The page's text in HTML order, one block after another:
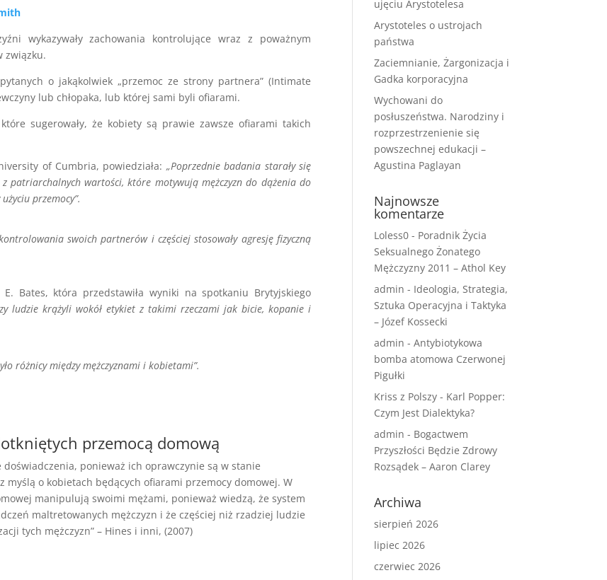
wykazywały zachowania kontrolujące wraz z poważnym
związku.
o jakąkolwiek „przemoc ze strony partnera” (Intimate
lub chłopaka, lub której sami byli ofiarami.
sugerowały, że kobiety są prawie zawsze ofiarami takich
of Cumbria, powiedziała: „Poprzednie badania starały się
patriarchalnych wartości, które motywują mężczyzn do dążenia do
przemocy”.
swoich partnerów i częściej stosowały agresję fizyczną
Bates, która przedstawiła wyniki na spotkaniu Brytyjskiego
ludzie krążyli wokół etykiet z takimi rzeczami jak bicie, kopanie i
różnicy między mężczyznami i kobietami”.
przemocą domową
ponieważ ich oprawczynie są w stanie
myślą o kobietach będących ofiarami przemocy domowej. W
manipulują swoimi mężami, ponieważ wiedzą, że system
maltretowanych mężczyzn i że częściej niż rzadziej ludzie
tych mężczyzn” – Hines i inni, (2007)
ujęciu Arystotelesa
Arystoteles o ustrojach
państwa
Zaciemnianie, Żargonizacja i
Gadka korporacyjna
Wychowani do
posłuszeństwa. Narodziny i
rozprzestrzenienie się
powszechnej edukacji –
Agustina Paglayan
Najnowsze
komentarze
Loless0 - Poradnik Życia
Seksualnego Żonatego
Mężczyzny 2011 – Athol Key
admin - Ideologia, Strategia,
Sztuka Operacyjna i Taktyka
– Józef Kossecki
admin -Antybiotykowa
bomba atomowa Czerwonej
Pigułki
Kriss z Polszy - Karl Popper:
Czym Jest Dialektyka?
admin - Bogactwem
Przyszłości Będzie Zdrowy
Rozsądek – Aaron Clarey
Archiwa
sierpień 2026
lipiec 2026
czerwiec 2026